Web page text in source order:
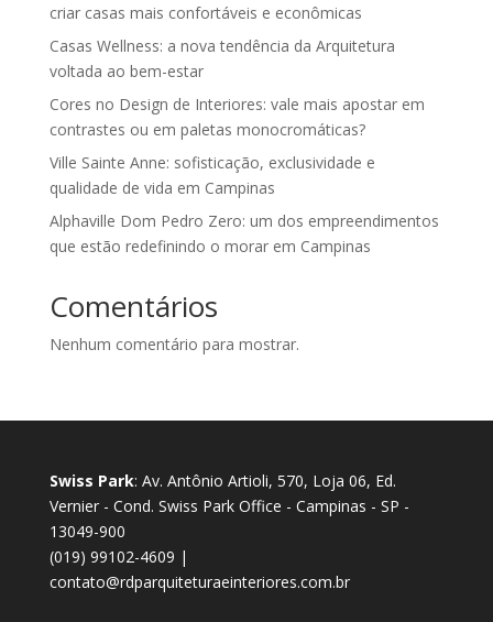
criar casas mais confortáveis e econômicas
Casas Wellness: a nova tendência da Arquitetura
voltada ao bem-estar
Cores no Design de Interiores: vale mais apostar em
contrastes ou em paletas monocromáticas?
Ville Sainte Anne: sofisticação, exclusividade e
qualidade de vida em Campinas
Alphaville Dom Pedro Zero: um dos empreendimentos
que estão redefinindo o morar em Campinas
Comentários
Nenhum comentário para mostrar.
Swiss Park: Av. Antônio Artioli, 570, Loja 06, Ed.
Vernier - Cond. Swiss Park Office - Campinas - SP -
13049-900
(019) 99102-4609 |
contato@rdparquiteturaeinteriores.com.br